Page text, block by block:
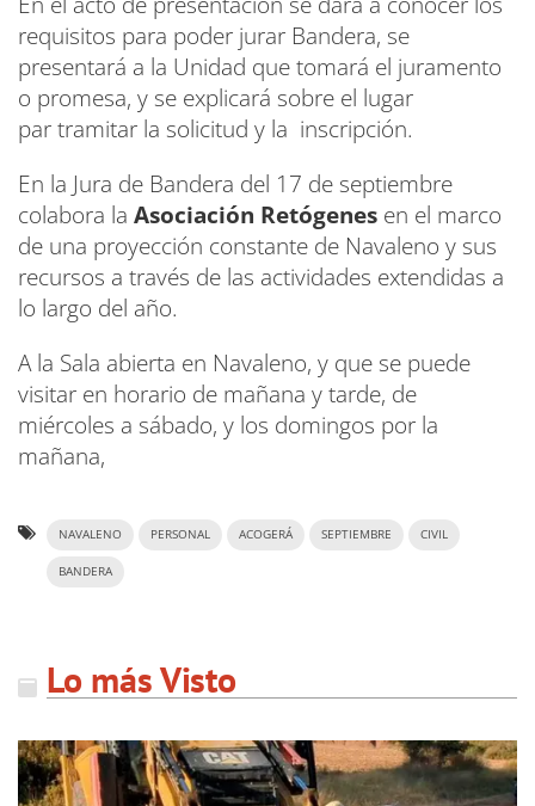
requisitos para poder jurar Bandera, se
presentará a la Unidad que tomará el juramento
o promesa, y se explicará sobre el lugar
par tramitar la solicitud y la inscripción.
En la Jura de Bandera del 17 de septiembre
colabora la Asociación Retógenes en el marco
de una proyección constante de Navaleno y sus
recursos a través de las actividades extendidas a
lo largo del año.
A la Sala abierta en Navaleno, y que se puede
visitar en horario de mañana y tarde, de
miércoles a sábado, y los domingos por la
mañana,
NAVALENO PERSONAL ACOGERÁ SEPTIEMBRE CIVIL
BANDERA
Lo más Visto